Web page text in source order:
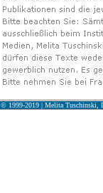
© 1999-2019 | Melita Tuschinski,